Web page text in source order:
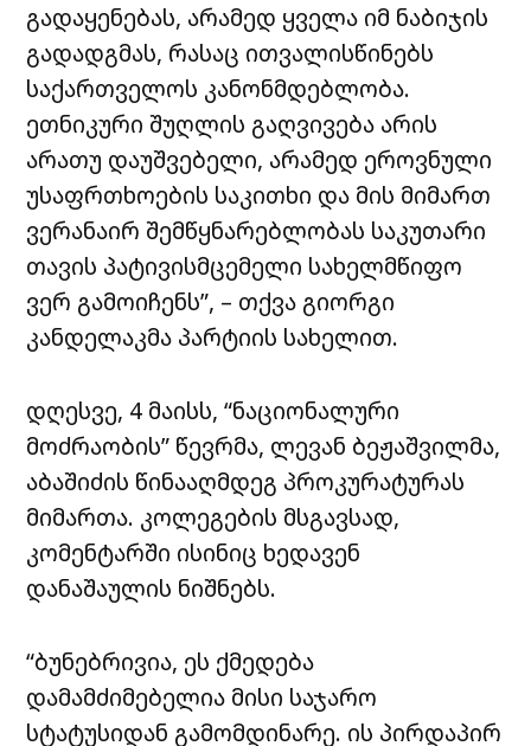
გადაყენებას, არამედ ყველა იმ ნაბიჯის
გადადგმას, რასაც ითვალისწინებს
საქართველოს კანონმდებლობა.
ეთნიკური შუღლის გაღვივება არის
არათუ დაუშვებელი, არამედ ეროვნული
უსაფრთხოების საკითხი და მის მიმართ
ვერანაირ შემწყნარებლობას საკუთარი
თავის პატივისმცემელი სახელმწიფო
ვერ გამოიჩენს”, – თქვა გიორგი
კანდელაკმა პარტიის სახელით.
დღესვე, 4 მაისს, “ნაციონალური
მოძრაობის” წევრმა, ლევან ბეჟაშვილმა,
აბაშიძის წინააღმდეგ პროკურატურას
მიმართა. კოლეგების მსგავსად,
კომენტარში ისინიც ხედავენ
დანაშაულის ნიშნებს.
“ბუნებრივია, ეს ქმედება
დამამძიმებელია მისი საჯარო
სტატუსიდან გამომდინარე. ის პირდაპირ